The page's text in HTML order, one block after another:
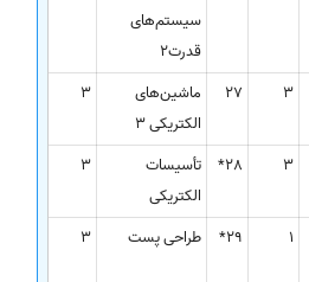
سیستم‌های
قدرت2
3
27
ماشین‌های
الکتریکی 3
3
3
28*
تأسیسات
الکتریکی
3
1
29* طراحی پست 3